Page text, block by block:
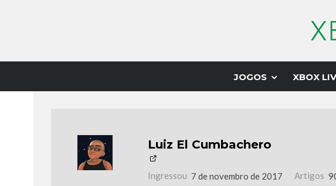
JOGOS XBOX
Luiz El Cumbachero
Ingressou 7 de novembro de 2017 Artigos